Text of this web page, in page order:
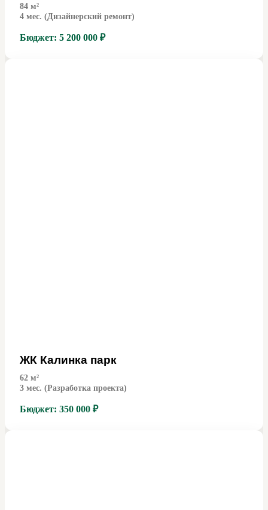
84 м²
4 мес. (Дизайнерский ремонт)
Бюджет: 5 200 000 ₽
ЖК Калинка парк
62 м²
3 мес. (Разработка проекта)
Бюджет: 350 000 ₽